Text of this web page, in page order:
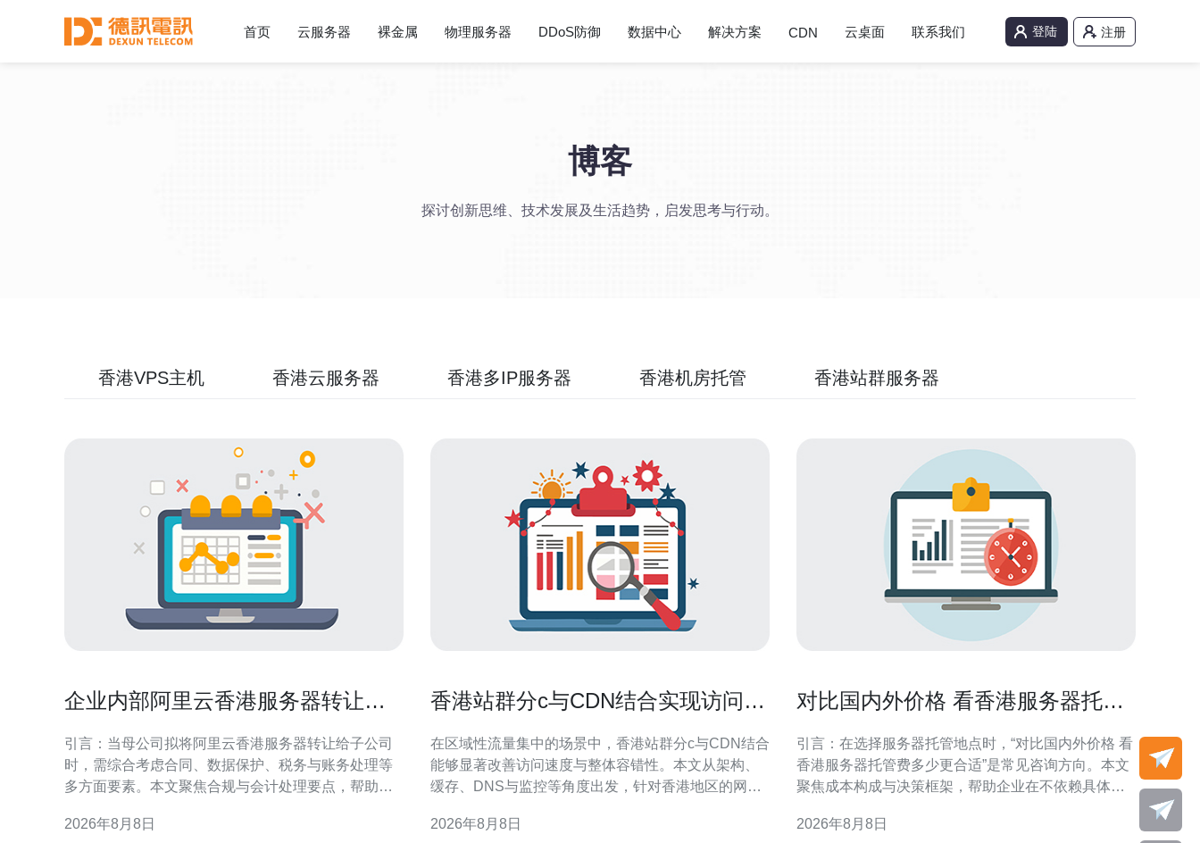
首页 云服务器 裸金属 物理服务器 DDoS防御 数据中心 解决方案 CDN 云桌面 联系我们 登陆 注册
博客
探讨创新思维、技术发展及生活趋势，启发思考与行动。
香港VPS主机 香港云服务器 香港多IP服务器 香港机房托管 香港站群服务器
企业内部阿里云香港服务器转让给
引言：当母公司拟将阿里云香港服务器转让给子公司
时，需综合考虑合同、数据保护、税务与账务处理等
多方面要素。本文聚焦合规与会计处理要点，帮助企
部将阿里云香港服务器移交常见于业务重组、成本中
2026年8月8日
香港站群分c与CDN结合实现访问速
在区域性流量集中的场景中，香港站群分c与CDN结合
能够显著改善访问速度与整体容错性。本文从架构、
缓存、DNS与监控等角度出发，针对香港地区的网络
长与运维团队在兼顾SEO与合规的前提下提升用户体
2026年8月8日
对比国内外价格 看香港服务器托管
引言：在选择服务器托管地点时，“对比国内外价格 看
香港服务器托管费多少更合适”是常见咨询方向。本文
聚焦成本构成与决策框架，帮助企业在不依赖具体报
比国内外价格的必要性 对比国内外价格并非单看月费
2026年8月8日